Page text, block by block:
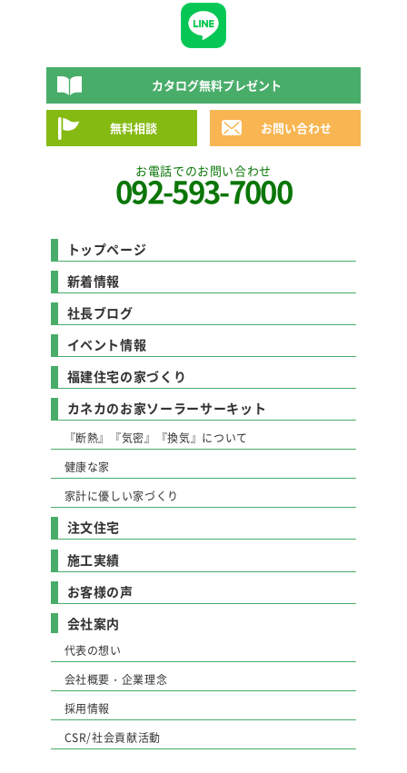
カタログ無料プレゼント
無料相談 お問い合わせ
お電話でのお問い合わせ
092-593-7000
トップページ
新着情報
社長ブログ
イベント情報
福建住宅の家づくり
カネカのお家ソーラーサーキット
『断熱』『気密』『換気』について
健康な家
家計に優しい家づくり
注文住宅
施工実績
お客様の声
会社案内
代表の想い
会社概要・企業理念
採用情報
CSR/社会貢献活動